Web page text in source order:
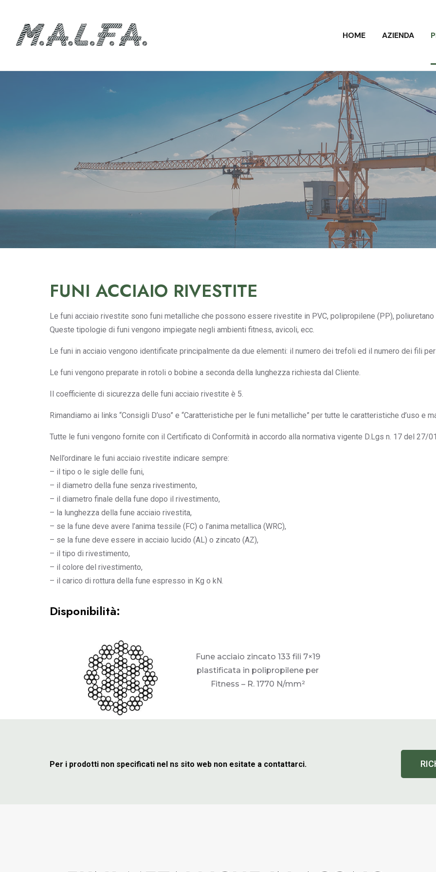
HOME AZIENDA
FUNI ACCIAIO RIVESTITE
Le funi acciaio rivestite sono funi metalliche che possono essere rivestite in PVC, polipropilene (PP), poliuretano
Queste tipologie di funi vengono impiegate negli ambienti fitness, avicoli, ecc.
Le funi in acciaio vengono identificate principalmente da due elementi: il numero dei trefoli ed il numero dei fili
Le funi vengono preparate in rotoli o bobine a seconda della lunghezza richiesta dal Cliente.
Il coefficiente di sicurezza delle funi acciaio rivestite è 5.
Rimandiamo ai links “Consigli D’uso” e “Caratteristiche per le funi metalliche” per tutte le caratteristiche d’uso e
Tutte le funi vengono fornite con il Certificato di Conformità in accordo alla normativa vigente D.Lgs n. 17 del 27/
Nell’ordinare le funi acciaio rivestite indicare sempre:
– il tipo o le sigle delle funi,
– il diametro della fune senza rivestimento,
– il diametro finale della fune dopo il rivestimento,
– la lunghezza della fune acciaio rivestita,
– se la fune deve avere l’anima tessile (FC) o l’anima metallica (WRC),
– se la fune deve essere in acciaio lucido (AL) o zincato (AZ),
– il tipo di rivestimento,
– il colore del rivestimento,
– il carico di rottura della fune espresso in Kg o kN.
Disponibilità:
Fune acciaio zincato 133 fili 7×19
plastificata in polipropilene per
Fitness – R. 1770 N/mm²
Per i prodotti non specificati nel ns sito web non esitate a contattarci.